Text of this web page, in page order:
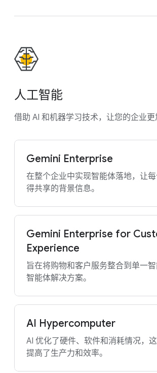
人工智能
借助 AI 和机器学习技术，让您的企业更
Gemini Enterprise
在整个企业中实现智能体落地，让
得共享的背景信息。
Gemini Enterprise for
Experience
旨在将购物和客户服务整合到单一
智能体解决方案。
AI Hypercomputer
AI 优化了硬件、软件和消耗情况，
提高了生产力和效率。